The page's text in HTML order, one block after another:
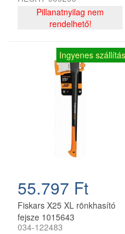
Pillanatnyilag nem
rendelhető!
Ingyenes szállítás
55.797 Ft
Fiskars X25 XL rönkhasító
fejsze 1015643
034-122483